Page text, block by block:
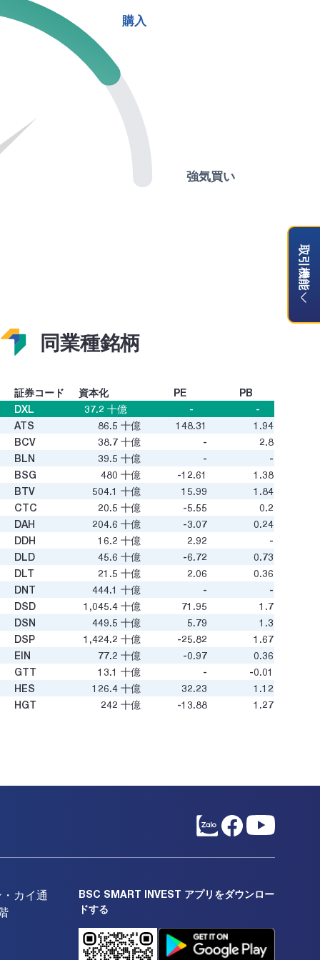
購入
強気買い
同業種銘柄
証券コード 資本化 PE
PB
DXL
37.2十億 -
-
ATS
86.5十億 148.31
1.94
BCV
38.7十億 -
2.8
BLN
39.5十億 -
-
BSG
480十億 -12.61
1.38
BTV
504.1十億 15.99
1.84
CTC
20.5十億 -5.55
0.2
DAH
204.6十億 -3.07
0.24
DDH
16.2十億 2.92
-
DLD
45.6十億 -6.72
0.73
DLT
21.5十億 2.06
0.36
DNT
444.1十億 -
-
DSD
1,045.4十億 71.95
1.7
DSN
449.5十億 5.79
1.3
DSP
1,424.2十億 -25.82
1.67
EIN
77.2十億 -0.97
0.36
GTT
13.1十億 -
-0.01
HES
126.4十億 32.23
1.12
HGT
242十億 -13.88
1.27
MTC
2.2十億 -
-
-
-
43.75
0.52
SKG
502.1十億 10.18
0.55
10.4
227.6十億 9.83
0.61
290十億 - 10.57
カイ通
BSC SMART INVEST アプリをダウンロー
ドする
取引機能